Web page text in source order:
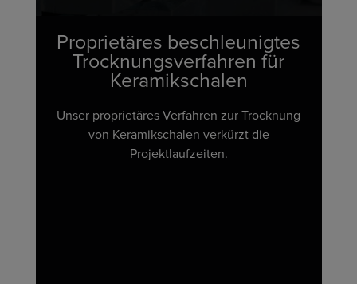
Proprietäres beschleunigtes
Trocknungsverfahren für
Keramikschalen
Unser proprietäres Verfahren zur Trocknung
von Keramikschalen verkürzt die
Projektlaufzeiten.